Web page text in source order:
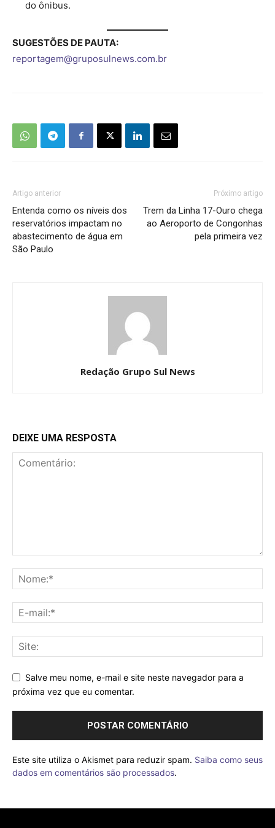
do ônibus.
SUGESTÕES DE PAUTA:
reportagem@gruposulnews.com.br
Artigo anterior
Entenda como os níveis dos
reservatórios impactam no
abastecimento de água em
São Paulo
Próximo artigo
Trem da Linha 17-Ouro chega
ao Aeroporto de Congonhas
pela primeira vez
Redação Grupo Sul News
DEIXE UMA RESPOSTA
Salve meu nome, e-mail e site neste navegador para a
próxima vez que eu comentar.
Este site utiliza o Akismet para reduzir spam. Saiba como seus
dados em comentários são processados.